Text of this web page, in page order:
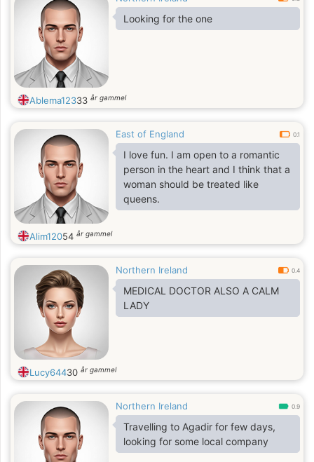
Looking for the one
Ablema12333 år gammel
East of England 0.1
I love fun. I am open to a romantic
person in the heart and I think that a
woman should be treated like
queens.
Alim12054 år gammel
Northern Ireland 0.4
MEDICAL DOCTOR ALSO A CALM
LADY
Lucy64430 år gammel
Northern Ireland 0.9
Travelling to Agadir for few days,
looking for some local company